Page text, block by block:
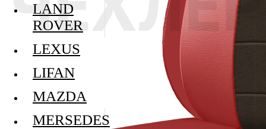
LAND
ROVER
LEXUS
LIFAN
MAZDA
MERSEDES